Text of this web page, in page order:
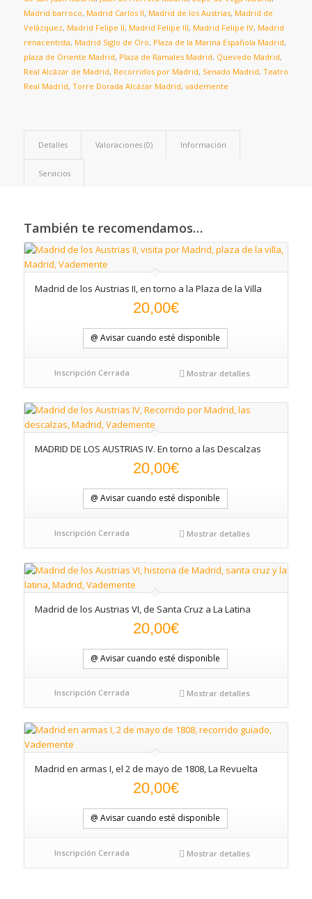
Madrid barroco, Madrid Carlos II, Madrid de los Austrias, Madrid de
Velázquez, Madrid Felipe II, Madrid Felipe III, Madrid Felipe IV, Madrid
renacentista, Madrid Siglo de Oro, Plaza de la Marina Española Madrid,
plaza de Oriente Madrid, Plaza de Ramales Madrid, Quevedo Madrid,
Real Alcázar de Madrid, Recorridos por Madrid, Senado Madrid, Teatro
Real Madrid, Torre Dorada Alcázar Madrid, vademente
Detalles Valoraciones (0) Información
Servicios
También te recomendamos…
Madrid de los Austrias II, en torno a la Plaza de la Villa
20,00€
@ Avisar cuando esté disponible
Inscripción Cerrada Mostrar detalles
MADRID DE LOS AUSTRIAS IV. En torno a las Descalzas
20,00€
@ Avisar cuando esté disponible
Inscripción Cerrada Mostrar detalles
Madrid de los Austrias VI, de Santa Cruz a La Latina
20,00€
@ Avisar cuando esté disponible
Inscripción Cerrada Mostrar detalles
Madrid en armas I, el 2 de mayo de 1808, La Revuelta
20,00€
@ Avisar cuando esté disponible
Inscripción Cerrada Mostrar detalles